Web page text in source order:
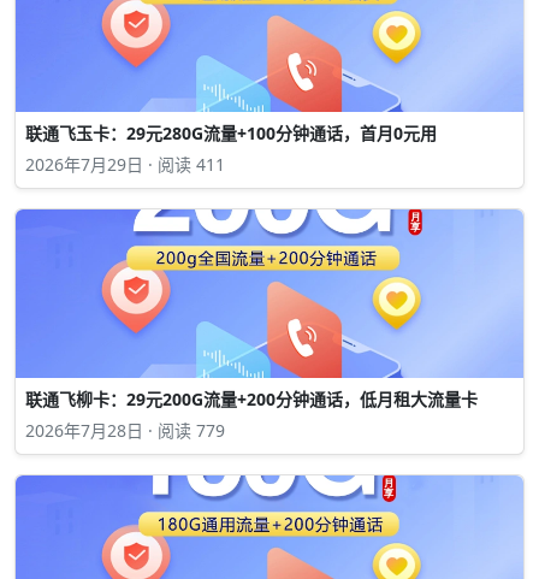
联通飞玉卡：29元280G流量+100分钟通话，首月0元用
2026年7月29日 · 阅读 411
联通飞柳卡：29元200G流量+200分钟通话，低月租大流量卡
2026年7月28日 · 阅读 779